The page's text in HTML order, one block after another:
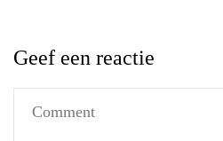
Geef een reactie